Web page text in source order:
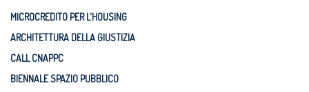
MICROCREDITO PER L'HOUSING
ARCHITETTURA DELLA GIUSTIZIA
CALL CNAPPC
BIENNALE SPAZIO PUBBLICO